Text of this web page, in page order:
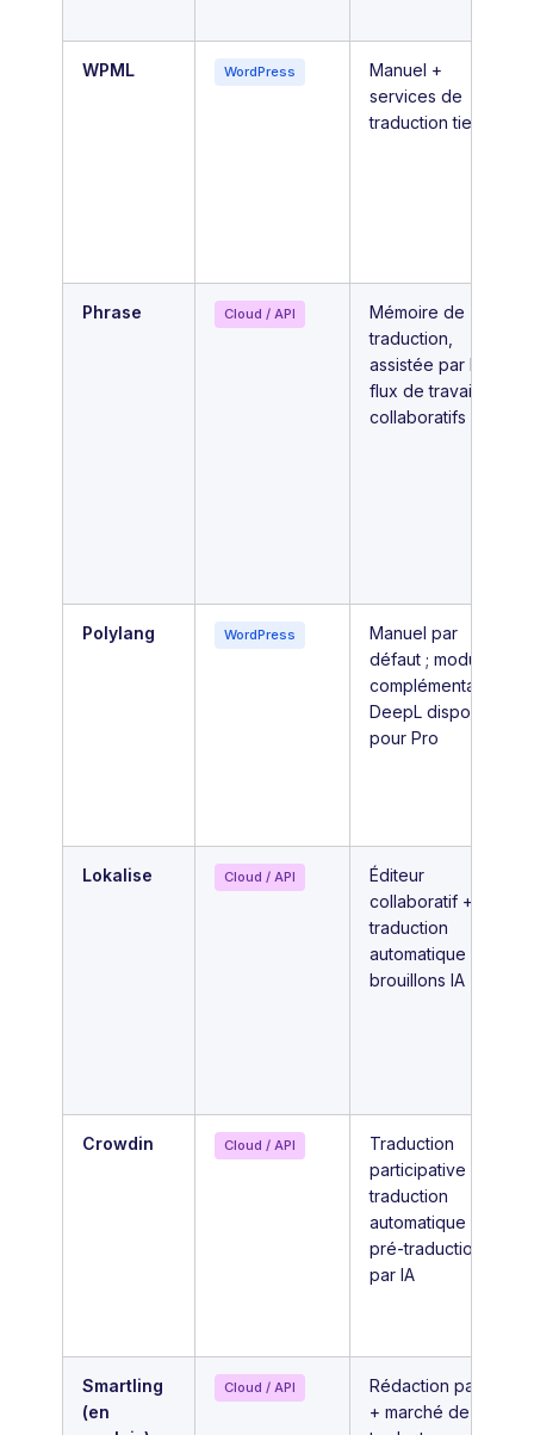
WPML WordPress
Manuel +
services de
traduction tiers
Phrase Cloud / API
Mémoire de
traduction,
assistée par LLM,
flux de travail
collaboratifs
Polylang WordPress
Manuel par
défaut ; module
complémentaire
DeepL disponible
pour Pro
Lokalise Cloud / API
Éditeur
collaboratif +
traduction
automatique +
brouillons IA
Crowdin Cloud / API
Traduction
participative +
traduction
automatique +
pré-traduction
par IA
Smartling
(en
Cloud / API
Rédaction par IA
+ marché de